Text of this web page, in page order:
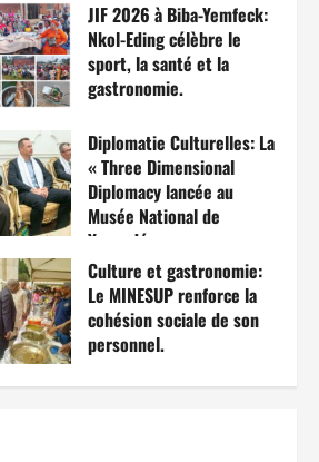
17 mars 2026 0
JIF 2026 à Biba-Yemfeck:
Nkol-Eding célèbre le
sport, la santé et la
gastronomie.
Diplomatie Culturelles: La
« Three Dimensional
Diplomacy lancée au
Musée National de
Yaoundé.
10 mars 2026 0
Culture et gastronomie:
Le MINESUP renforce la
cohésion sociale de son
personnel.
Finance
Naseri Paul Bea
Freddy Memana 18 mars 2026